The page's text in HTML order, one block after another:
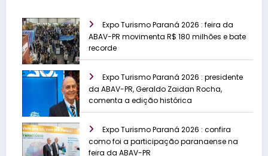
Expo Turismo Paraná 2026 : feira da
ABAV-PR movimenta R$ 180 milhões e bate
recorde
Expo Turismo Paraná 2026 : presidente
da ABAV-PR, Geraldo Zaidan Rocha,
comenta a edição histórica
Expo Turismo Paraná 2026 : confira
como foi a participação paranaense na
feira da ABAV-PR